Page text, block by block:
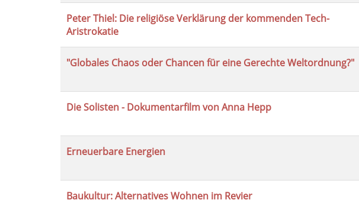
Peter Thiel: Die religiöse Verklärung der kommenden Tech-
Aristrokatie
"Globales Chaos oder Chancen für eine Gerechte Weltordnung?"
Die Solisten - Dokumentarfilm von Anna Hepp
Erneuerbare Energien
Baukultur: Alternatives Wohnen im Revier